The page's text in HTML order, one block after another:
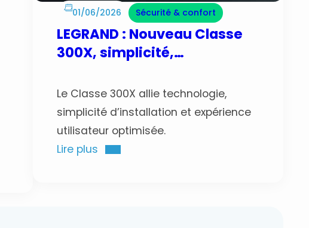
01/06/2026 Sécurité & confort
LEGRAND : Nouveau Classe
300X, simplicité,
Le Classe 300X allie technologie,
simplicité d’installation et expérience
utilisateur optimisée.
Lire plus